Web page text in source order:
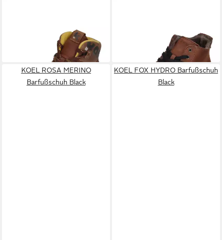
149,90 €
KOEL ROSA MERINO
Barfußschuh Black
KOEL FOX HYDRO Barfußschuh
Black